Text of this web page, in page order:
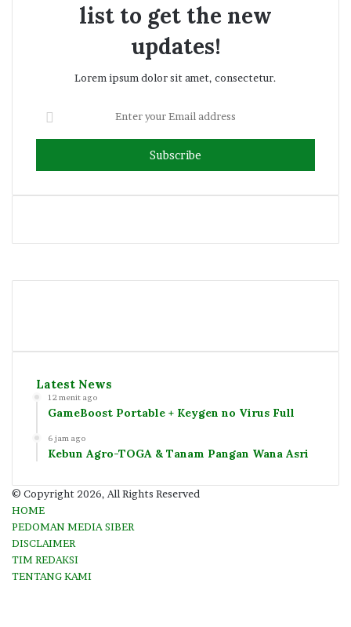
list to get the new
updates!
Lorem ipsum dolor sit amet, consectetur.
your
Email
Latest News
12 menit ago
GameBoost Portable + Keygen no Virus Full
6 jam ago
Kebun Agro-TOGA & Tanam Pangan Wana Asri
© Copyright 2026, All Rights Reserved
HOME
PEDOMAN MEDIA SIBER
DISCLAIMER
TIM REDAKSI
TENTANG KAMI